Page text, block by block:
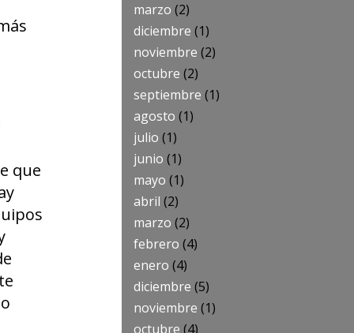
que
marzo (2)
diciembre (1)
noviembre (2)
octubre (2)
septiembre (1)
agosto (1)
julio (1)
junio (1)
mayo (1)
abril (2)
marzo (2)
febrero (4)
enero (4)
diciembre (5)
noviembre (1)
octubre (4)